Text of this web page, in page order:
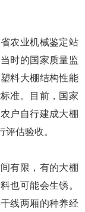
农业机械鉴定站
时的国家质量监
料大棚结构性能
准。目前，国家
户自行建成大棚
估验收。
有限，有的大棚
也可能会生锈。
线两厢的种养经